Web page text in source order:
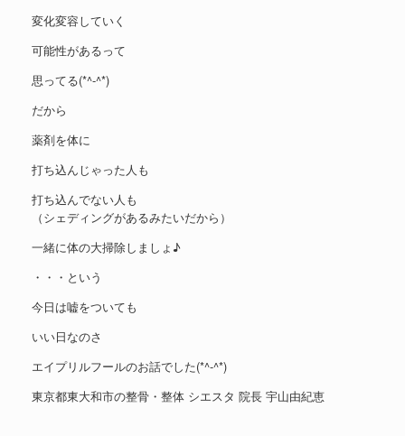
変化変容していく
可能性があるって
思ってる(*^-^*)
だから
薬剤を体に
打ち込んじゃった人も
打ち込んでない人も
（シェディングがあるみたいだから）
一緒に体の大掃除しましょ♪
・・・という
今日は嘘をついても
いい日なのさ
エイプリルフールのお話でした(*^-^*)
東京都東大和市の整骨・整体 シエスタ 院長 宇山由紀恵